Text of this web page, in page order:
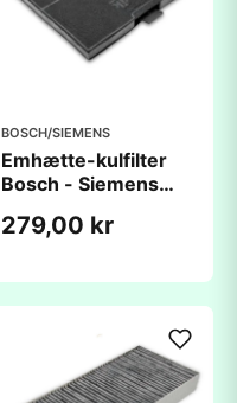
BOSCH/SIEMENS
Emhætte-kulfilter
Bosch - Siemens
(238x222x20mm) -
279,00 kr